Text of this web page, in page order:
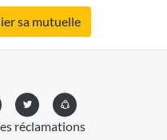
sa mutuelle
réclamations